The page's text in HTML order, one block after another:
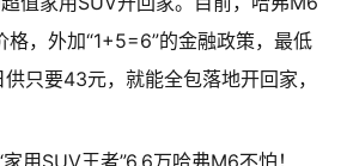
，外加“1+5=6”的金融政策，最低
只要43元，就能全包落地开回家，